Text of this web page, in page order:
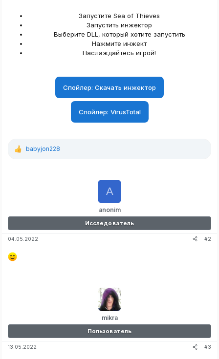
Запустите Sea of Thieves​
Запустить инжектор​
Выберите DLL, который хотите запустить​
Нажмите инжект​
Наслаждайтесь игрой!​
Спойлер: Скачать инжектор
Спойлер: VirusTotal
Р
babyjon228
anonim
A
Исследователь
04.05.2022 #2
mikra
Пользователь
13.05.2022 #3